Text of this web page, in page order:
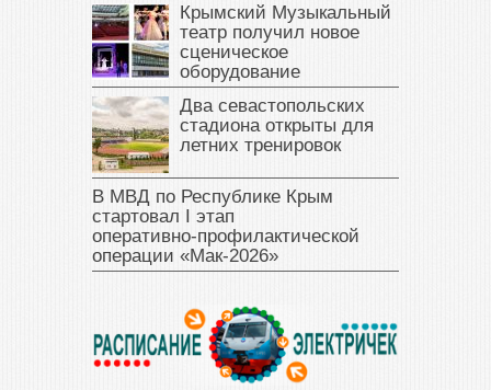
Крымский Музыкальный
театр получил новое
сценическое
оборудование
Два севастопольских
стадиона открыты для
летних тренировок
В МВД по Республике Крым
стартовал I этап
оперативно‑профилактической
операции «Мак‑2026»